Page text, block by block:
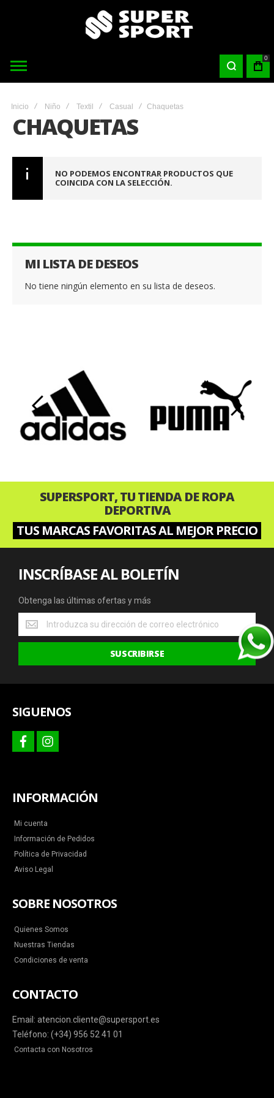
0
Inicio Niño Textil Casual Chaquetas
CHAQUETAS
NO PODEMOS ENCONTRAR PRODUCTOS QUE
COINCIDA CON LA SELECCIÓN.
MI LISTA DE DESEOS
No tiene ningún elemento en su lista de deseos.
‹ ›
SUPERSPORT, TU TIENDA DE ROPA
DEPORTIVA
TUS MARCAS FAVORITAS AL MEJOR PRECIO
INSCRÍBASE AL BOLETÍN
Obtenga las últimas ofertas y más
Obtenga
las
últimas
y
SUSCRIBIRSE
SIGUENOS
facebookinstagram
INFORMACIÓN
Mi cuenta
Información de Pedidos
Política de Privacidad
Aviso Legal
SOBRE NOSOTROS
Quienes Somos
Nuestras Tiendas
Condiciones de venta
CONTACTO
Email: atencion.cliente@supersport.es
Teléfono: (+34) 956 52 41 01
Contacta con Nosotros